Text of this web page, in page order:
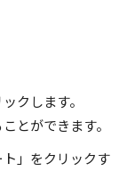
クします。
とができます。
」をクリックす